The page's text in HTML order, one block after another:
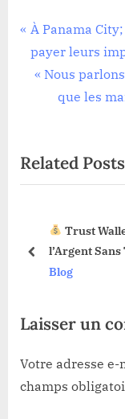
de
l’article
P
r
e
u
s
s
À Panama
payer leurs
N
P
o
:
« Nous
que les
Related Posts
Trust
l’Argent
Dévoilées !
Blog
prev
Laisser un
Votre adresse
champs